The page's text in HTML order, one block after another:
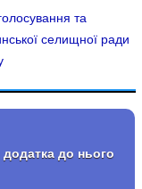
та
селищної ради
до нього